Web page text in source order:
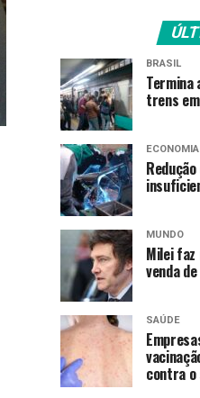
BRASIL
Termina
trens
ECONOMIA
MUNDO
Milei
venda
SAÚDE
contra o